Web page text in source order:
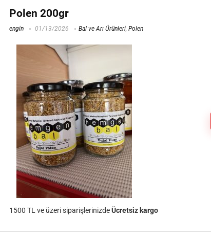
Polen 200gr
engin 01/13/2026 Bal ve Arı Ürünleri, Polen
1500 TL ve üzeri siparişlerinizdeÜcretsiz kargo